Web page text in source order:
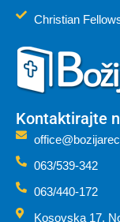
Christian
Kontaktirajte
063/539-342
063/440-172
Kosovska 17,